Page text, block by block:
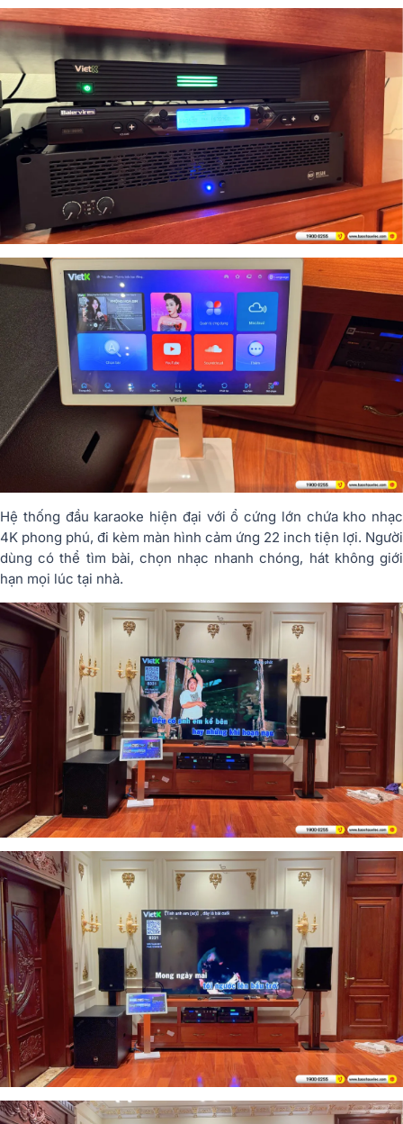
Hệ thống đầu karaoke hiện đại với ổ cứng lớn chứa kho nhạc
4K phong phú, đi kèm màn hình cảm ứng 22 inch tiện lợi. Người
dùng có thể tìm bài, chọn nhạc nhanh chóng, hát không giới
hạn mọi lúc tại nhà.